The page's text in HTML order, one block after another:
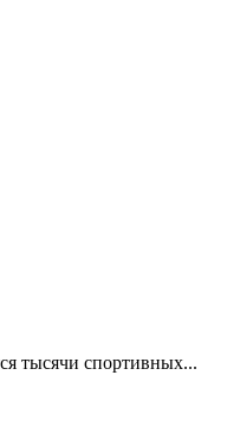
тысячи спортивных...